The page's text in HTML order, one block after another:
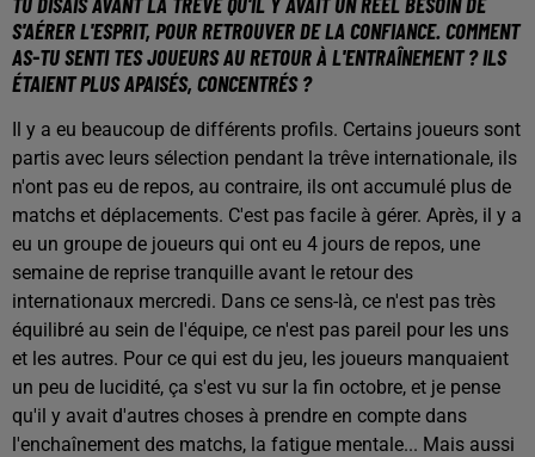
S'AÉRER L'ESPRIT, POUR RETROUVER DE LA CONFIANCE. COMMENT
AS-TU SENTI TES JOUEURS AU RETOUR À L'ENTRAÎNEMENT ? ILS
ÉTAIENT PLUS APAISÉS, CONCENTRÉS ?
Il y a eu beaucoup de différents profils. Certains joueurs sont
partis avec leurs sélection pendant la trêve internationale, ils
n'ont pas eu de repos, au contraire, ils ont accumulé plus de
matchs et déplacements. C'est pas facile à gérer. Après, il y a
eu un groupe de joueurs qui ont eu 4 jours de repos, une
semaine de reprise tranquille avant le retour des
internationaux mercredi. Dans ce sens-là, ce n'est pas très
équilibré au sein de l'équipe, ce n'est pas pareil pour les uns
et les autres. Pour ce qui est du jeu, les joueurs manquaient
un peu de lucidité, ça s'est vu sur la fin octobre, et je pense
qu'il y avait d'autres choses à prendre en compte dans
l'enchaînement des matchs, la fatigue mentale... Mais aussi